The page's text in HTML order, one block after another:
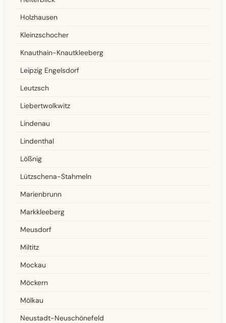
Holzhausen
Kleinzschocher
Knauthain-Knautkleeberg
Leipzig Engelsdorf
Leutzsch
Liebertwolkwitz
Lindenau
Lindenthal
Lößnig
Lützschena-Stahmeln
Marienbrunn
Markkleeberg
Meusdorf
Miltitz
Mockau
Möckern
Mölkau
Neustadt-Neuschönefeld